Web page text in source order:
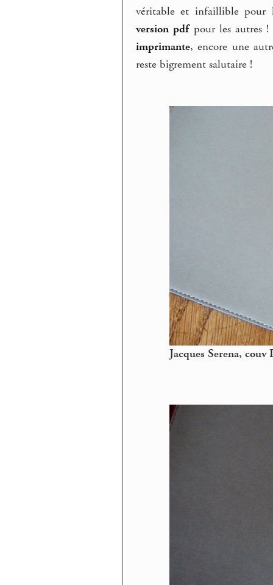
véritable et infaillible pour
version pdfpour les autres !
imprimante, encore une
reste bigrement salutaire !
Jacques Serena,